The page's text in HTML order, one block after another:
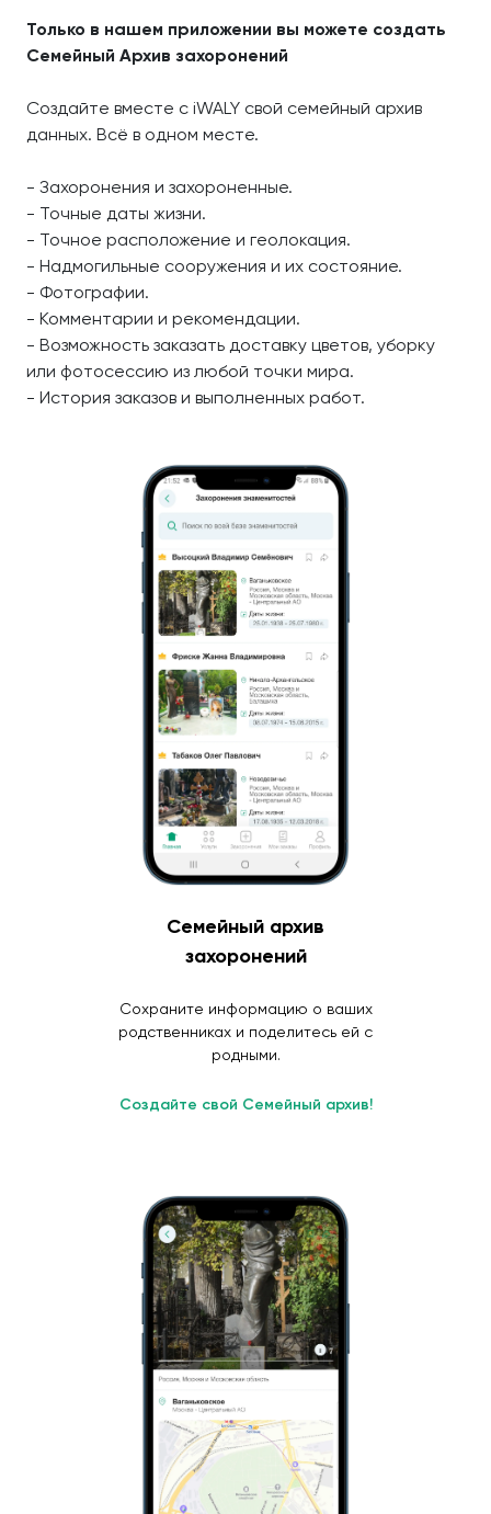
Только в нашем приложении вы можете создать
Семейный Архив захоронений
Создайте вместе с iWALY свой семейный архив
данных. Всё в одном месте.
- Захоронения и захороненные.
- Точные даты жизни.
- Точное расположение и геолокация.
- Надмогильные сооружения и их состояние.
- Фотографии.
- Комментарии и рекомендации.
- Возможность заказать доставку цветов, уборку
или фотосессию из любой точки мира.
- История заказов и выполненных работ.
Семейный архив
захоронений
Сохраните информацию о ваших
родственниках и поделитесь ей с
родными.
Создайте свой Семейный архив!